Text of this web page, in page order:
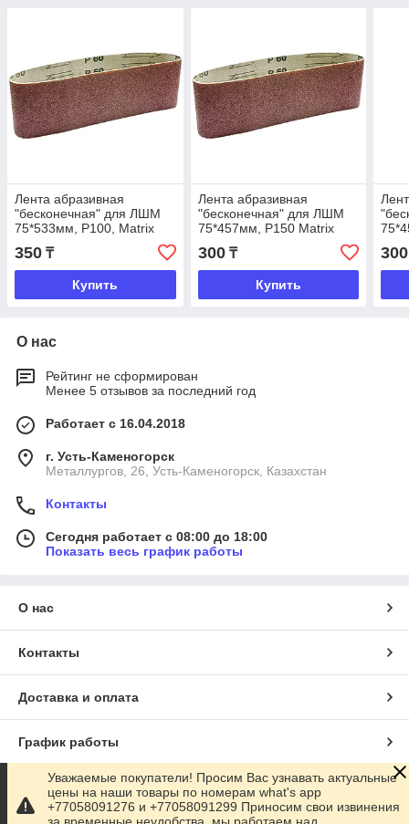
Лента абразивная
"бесконечная" для ЛШМ
75*533мм, Р100, Matrix
350 ₸
Купить
Лента абразивная
"бесконечная" для ЛШМ
75*457мм, Р150 Matrix
300₸
Купить
300
О нас
Рейтинг не сформирован
Менее 5 отзывов за последний год
Работает с 16.04.2018
г. Усть-Каменогорск
Металлургов, 26, Усть-Каменогорск, Казахстан
Контакты
Сегодня работает с 08:00 до 18:00
Показать весь график работы
О нас
Контакты
Доставка и оплата
График работы
Полная версия сайта
Уважаемые покупатели! Просим Вас узнавать актуальные
цены на наши товары по номерам what's app
+77058091276 и +77058091299 Приносим свои извинения